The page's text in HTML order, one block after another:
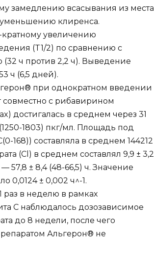
замедлению всасывания из места
клиренса.
увеличению
(T1/2) по сравнению с
ч против 2,2 ч). Выведение
ч (6,5 дней).
при однократном введении
совместно с рибавирином
достигалась в среднем через 31
1803) пкг/мл. Площадь под
168)) составляла в среднем 144212
(Cl) в среднем составлял 9,9 ± 3,2
57,8 ± 8,4 (48-66,5) ч. Значение
0,0124 ± 0,002 ч^-1.
в неделю в рамках
C наблюдалось дозозависимое
до 8 недели, после чего
Альгерон® не